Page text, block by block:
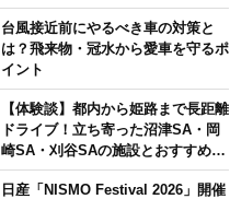
版】
台風接近前にやるべき車の対策と
は？飛来物・冠水から愛車を守るポ
イント
【体験談】都内から姫路まで長距離
ドライブ！立ち寄った沼津SA・岡
崎SA・刈谷SAの施設とおすすめグ
ルメを紹介
日産「NISMO Festival 2026」開催